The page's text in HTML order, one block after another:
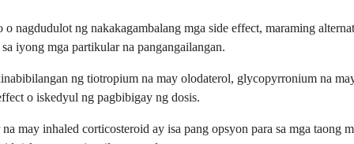
nagdudulot ng nakakagambalang mga side effect, maraming
iyong mga partikular na pangangailangan.
ng tiotropium na may olodaterol, glycopyrronium na
o iskedyul ng pagbibigay ng dosis.
may inhaled corticosteroid ay isa pang opsyon para sa mga taong